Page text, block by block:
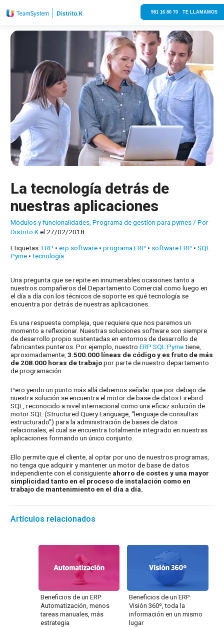
981 16 80 70 TE LLAMAMOS
La tecnología detrás de
nuestras aplicaciones
Módulos y funcionalidades ,Programa de gestión para pymes / Por
Distrito Kel 27/02/2018
Etiquetas:ERP •erp software •programa ERP • software ERP •SQL
Pyme •tecnología
Una pregunta que se repite en innumerables ocasiones tanto a
nuestros compañeros del Departamento Comercial como luego en
el día a día con los técnicos de soporte es qué tecnología se
encuentra por detrás de nuestras aplicaciones.
Es una respuesta compleja, que requiere que nos paremos un
momento a reflexionar. Nuestras soluciones software son siempre
de desarrollo propio sustentadas en entornos de desarrollo de
fabricantes punteros. Por ejemplo, nuestroERP SQL Pymetiene,
aproximadamente,3.500.000 líneas de código y es fruto de más
de 208.000 horas de trabajopor parte de nuestro departamento
de programación.
Pero yendo un punto más allá debemos señalar que por debajo de
nuestra solución se encuentra el motor de base de datos Firebird
SQL, reconocido a nivel internacional como una eficaz solución de
motor SQL (Structured Query Language, “lenguaje de consultas
estructurado”) para la administración de bases de datos
relacionales, el cual se encuentra totalmente integrado en nuestras
aplicaciones formando un único conjunto.
Ello permite que el cliente, al optar por uno de nuestros programas,
no tenga que adquirir y mantener un motor de base de datos
independiente con el consiguiente ahorro de costes y una mayor
simplicidad tanto en el proceso de instalación como en
trabajo de mantenimiento en el día a día.
Artículos relacionados
Beneficios de un ERP:
Automatización, menos
tareas manuales, más
estrategia
Beneficios de un ERP:
Visión 360º, toda la
información en un mismo
lugar